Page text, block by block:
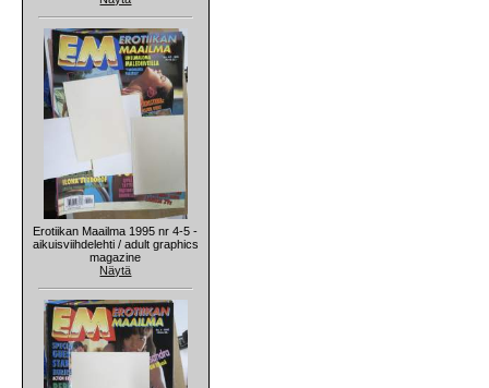
Erotiikan Maailma 1995 nr 4-5 -
aikuisviihdelehti / adult graphics
magazine
Näytä